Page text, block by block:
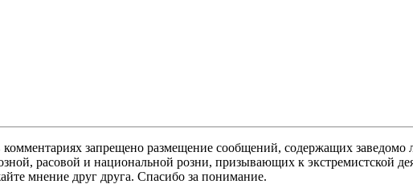
запрещено размещение сообщений, содержащих
расовой и национальной розни, призывающих к экстремистской
мнение друг друга. Спасибо за понимание.